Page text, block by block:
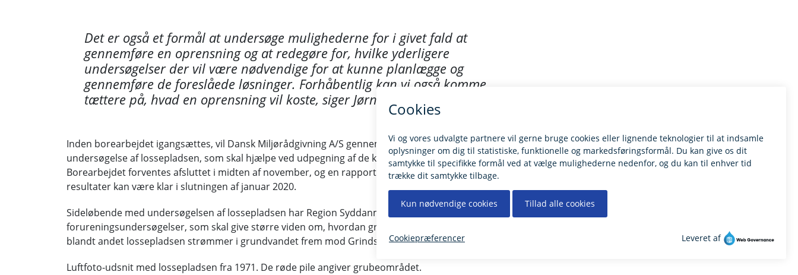
Det er også et formål at undersøge mulighederne for i givet fald at
gennemføre en oprensning og at redegøre for, hvilke yderligere
undersøgelser der vil være nødvendige for at kunne planlægge og
gennemføre de foreslåede løsninger. Forhåbentlig kan vi også komme
tættere på, hvad en oprensning vil koste, siger Jørn K. Pedersen.
Inden borearbejdet igangsættes, vil Dansk Miljørådgivning A/S gennemføre en geofysisk
undersøgelse af lossepladsen, som skal hjælpe ved udpegning af de konkrete boresteder.
Borearbejdet forventes afsluttet i midten af november, og en rapport over undersøgelsernes
resultater kan være klar i slutningen af januar 2020.
Sideløbende med undersøgelsen af lossepladsen har Region Syddanmark igangsat nye
forureningsundersøgelser, som skal give større viden om, hvordan grundvandsforureningen fra
blandt andet lossepladsen strømmer i grundvandet frem mod Grindsted Å og Engsøen.
Luftfoto-udsnit med lossepladsen fra 1971. De røde pile angiver grubeområdet.